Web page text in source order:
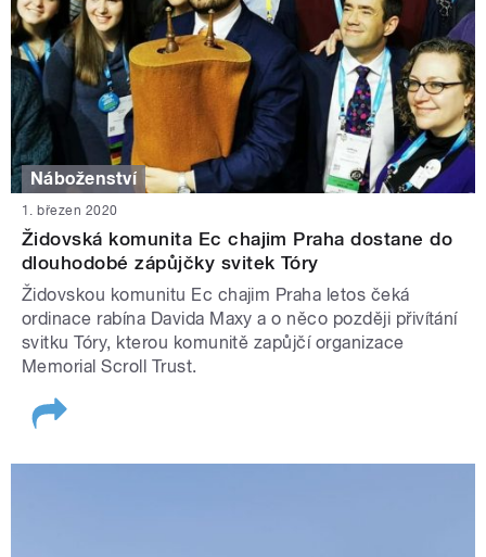
Náboženství
1. březen 2020
Židovská komunita Ec chajim Praha dostane do
dlouhodobé zápůjčky svitek Tóry
Židovskou komunitu Ec chajim Praha letos čeká
ordinace rabína Davida Maxy a o něco později přivítání
svitku Tóry, kterou komunitě zapůjčí organizace
Memorial Scroll Trust.